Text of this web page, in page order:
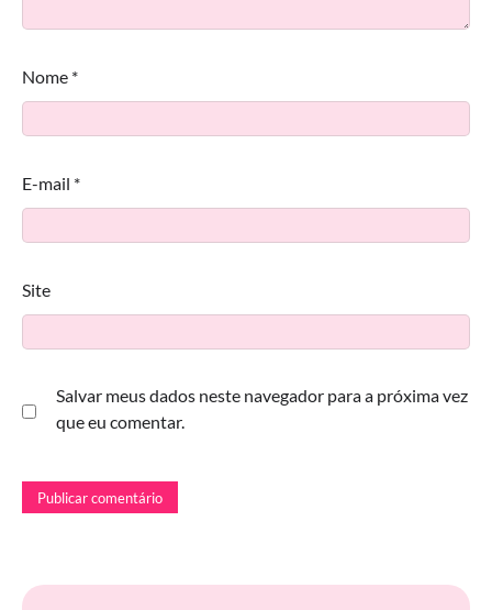
Nome *
E-mail *
Site
Salvar meus dados neste navegador para a próxima vez
que eu comentar.